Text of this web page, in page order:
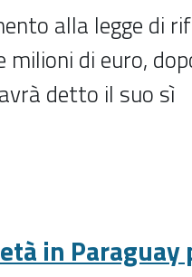
alla legge di
di euro,
detto il suo sì
in